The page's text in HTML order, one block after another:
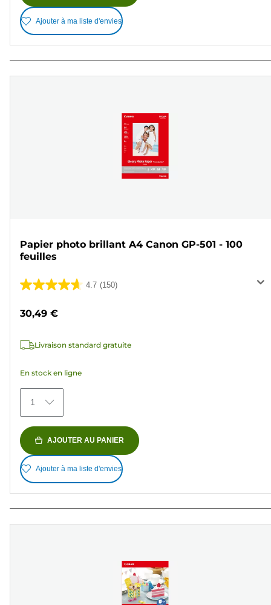
Ajouter à ma liste d'envies
Papier photo brillant A4 Canon GP-501 - 100
feuilles
4.7 (150)
4.7
5
150
30,49 €
Livraison standard gratuite
En stock en ligne
1
AJOUTER AU PANIER
Ajouter à ma liste d'envies